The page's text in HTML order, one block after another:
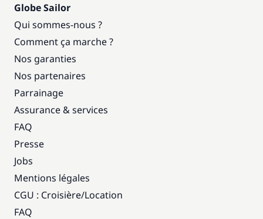
Globe Sailor
Qui sommes-nous ?
Comment ça marche ?
Nos garanties
Nos partenaires
Parrainage
Assurance & services
FAQ
Presse
Jobs
Mentions légales
CGU : Croisière/Location
FAQ